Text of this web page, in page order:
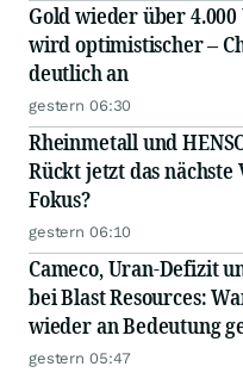
Gold wieder über
wird optimistischer –
deutlich an
gestern 06:30
Rheinmetall und
Rückt jetzt das
Fokus?
gestern 06:10
Cameco, Uran-Defizit
bei Blast Resources:
wieder an Bedeutung
gestern 05:47